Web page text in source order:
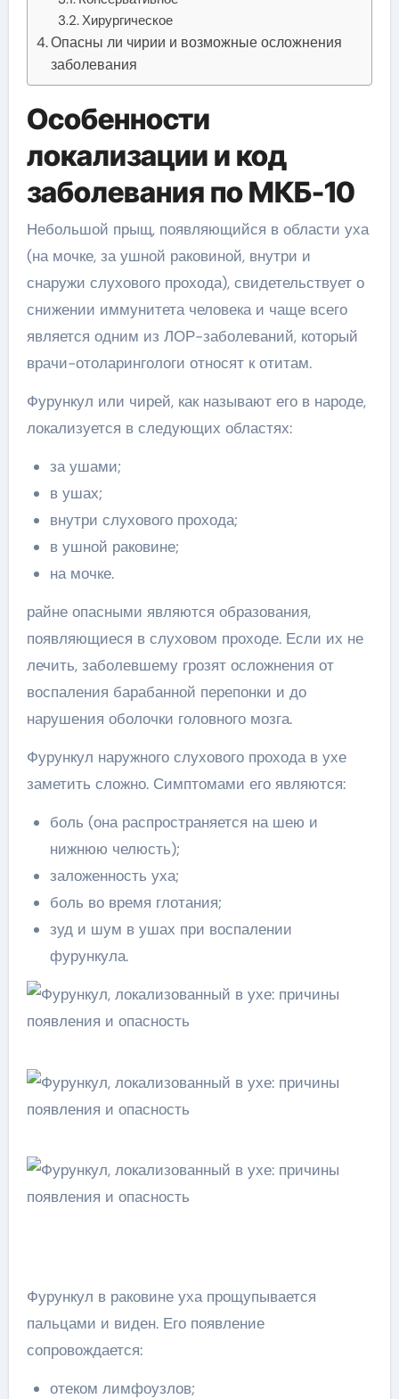
Хирургическое
Опасны ли чирии и возможные осложнения
заболевания
Особенности
локализации и код
заболевания по МКБ-10
Небольшой прыщ, появляющийся в области уха
(на мочке, за ушной раковиной, внутри и
снаружи слухового прохода), свидетельствует о
снижении иммунитета человека и чаще всего
является одним из ЛОР-заболеваний, который
врачи-отоларингологи относят к отитам.
Фурункул или чирей, как называют его в народе,
локализуется в следующих областях:
за ушами;
в ушах;
внутри слухового прохода;
в ушной раковине;
на мочке.
райне опасными являются образования,
появляющиеся в слуховом проходе. Если их не
лечить, заболевшему грозят осложнения от
воспаления барабанной перепонки и до
нарушения оболочки головного мозга.
Фурункул наружного слухового прохода в ухе
заметить сложно. Симптомами его являются:
боль (она распространяется на шею и
нижнюю челюсть);
заложенность уха;
боль во время глотания;
зуд и шум в ушах при воспалении
фурункула.
Фурункул в раковине уха прощупывается
пальцами и виден. Его появление
сопровождается:
отеком лимфоузлов;